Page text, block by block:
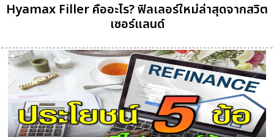
Hyamax Filler คืออะไร? ฟิลเลอร์ใหม่ล่าสุดจากสวิต
เซอร์แลนด์